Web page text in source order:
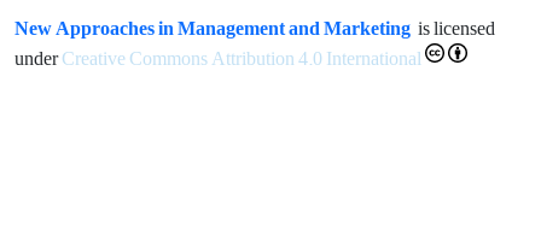
New Approaches in Management and Marketing is licensed
underCreative Commons Attribution 4.0 International